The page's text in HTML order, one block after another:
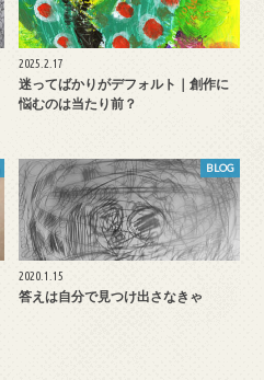
2025.2.17
迷ってばかりがデフォルト｜創作に
悩むのは当たり前？
BLOG
2020.1.15
答えは自分で見つけ出さなきゃ